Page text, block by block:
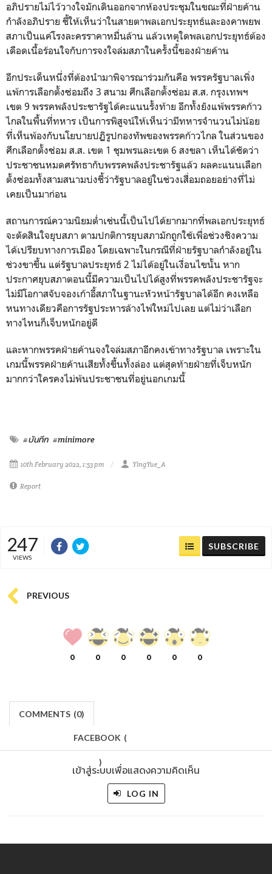
อภิปรายไม่ไว้วางใจมักเดินออกจากห้องประชุมในขณะที่ฝ่ายค้าน
กำลังอภิปราย ชี้ให้เห็นว่าในสายตาพลเอกประยุทธ์และองคาพยพ
สภาเป็นแค่โรงละครราคาหมื่นล้าน แล้วเหตุใดพลเอกประยุทธ์ต้อง
เดือดเนื้อร้อนใจกับการจงใจล่มสภาในครั้งนี้ของฝ่ายค้าน
อีกประเด็นหนึ่งที่ต้องนำมาพิจารณาร่วมกันคือ พรรครัฐบาลเพิ่ง
แพ้การเลือกตั้งซ่อมถึง 3 สนาม ศึกเลือกตั้งซ่อม ส.ส. กรุงเทพฯ
เขต 9 พรรคพลังประชารัฐได้คะแนนรั้งท้าย อีกทั้งยังแพ้พรรคก้าว
ไกลในพื้นที่ทหาร เป็นการพิสูจน์ให้เห็นว่ามีทหารจำนวนไม่น้อย
ที่เห็นพ้องกับนโยบายปฏิรูปกองทัพของพรรคก้าวไกล ในส่วนของ
ศึกเลือกตั้งซ่อม ส.ส. เขต 1 ชุมพรและเขต 6 สงขลา เห็นได้ชัดว่า
ประชาชนหมดศรัทธากับพรรคพลังประชารัฐแล้ว ผลคะแนนเลือก
ตั้งซ่อมทั้งสามสนามบ่งชี้ว่ารัฐบาลอยู่ในช่วงเสื่อมถอยอย่างที่ไม่
เคยเป็นมาก่อน
สถานการณ์ความนิยมต่ำเช่นนี้เป็นไปได้ยากมากที่พลเอกประยุทธ์
จะตัดสินใจยุบสภา ตามปกติการยุบสภามักถูกใช้เพื่อช่วงชิงความ
ได้เปรียบทางการเมือง โดยเฉพาะในกรณีที่ฝ่ายรัฐบาลกำลังอยู่ใน
ช่วงขาขึ้น แต่รัฐบาลประยุทธ์ 2 ไม่ได้อยู่ในเงื่อนไขนั้น หาก
ประกาศยุบสภาตอนนี้มีความเป็นไปได้สูงที่พรรคพลังประชารัฐจะ
ไม่มีโอกาสจับจองเก้าอี้สภาในฐานะหัวหน้ารัฐบาลได้อีก คงเหลือ
หนทางเดียวคือการรัฐประหารล้างไพ่ใหม่ไปเลย แต่ไม่ว่าเลือก
ทางไหนก็เจ็บหนักอยู่ดี
และหากพรรคฝ่ายค้านจงใจล่มสภาอีกคงเข้าทางรัฐบาล เพราะใน
เกมนี้พรรคฝ่ายค้านเสียทั้งขึ้นทั้งล่อง แต่สุดท้ายฝ่ายที่เจ็บหนัก
มากกว่าใครคงไม่พ้นประชาชนที่อยู่นอกเกมนี้
#บันทึก #minimore
10th February 2022, 1:53 pm YingYue_A
Report
247
VIEWS
SUBSCRIBE
PREVIOUS
0 0 0 0 0 0
COMMENTS (0)
FACEBOOK (
)
เข้าสู่ระบบเพื่อแสดงความคิดเห็น
LOG IN